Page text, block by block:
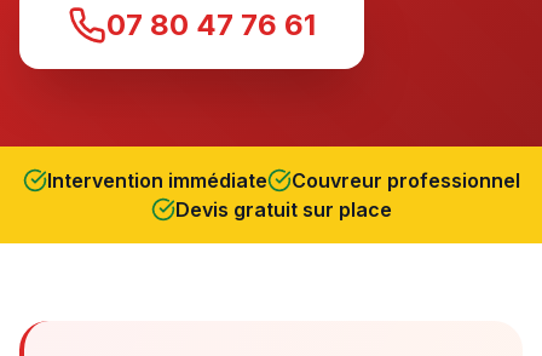
07 80 47 76 61
Intervention immédiate
Couvreur professionnel
Devis gratuit sur place